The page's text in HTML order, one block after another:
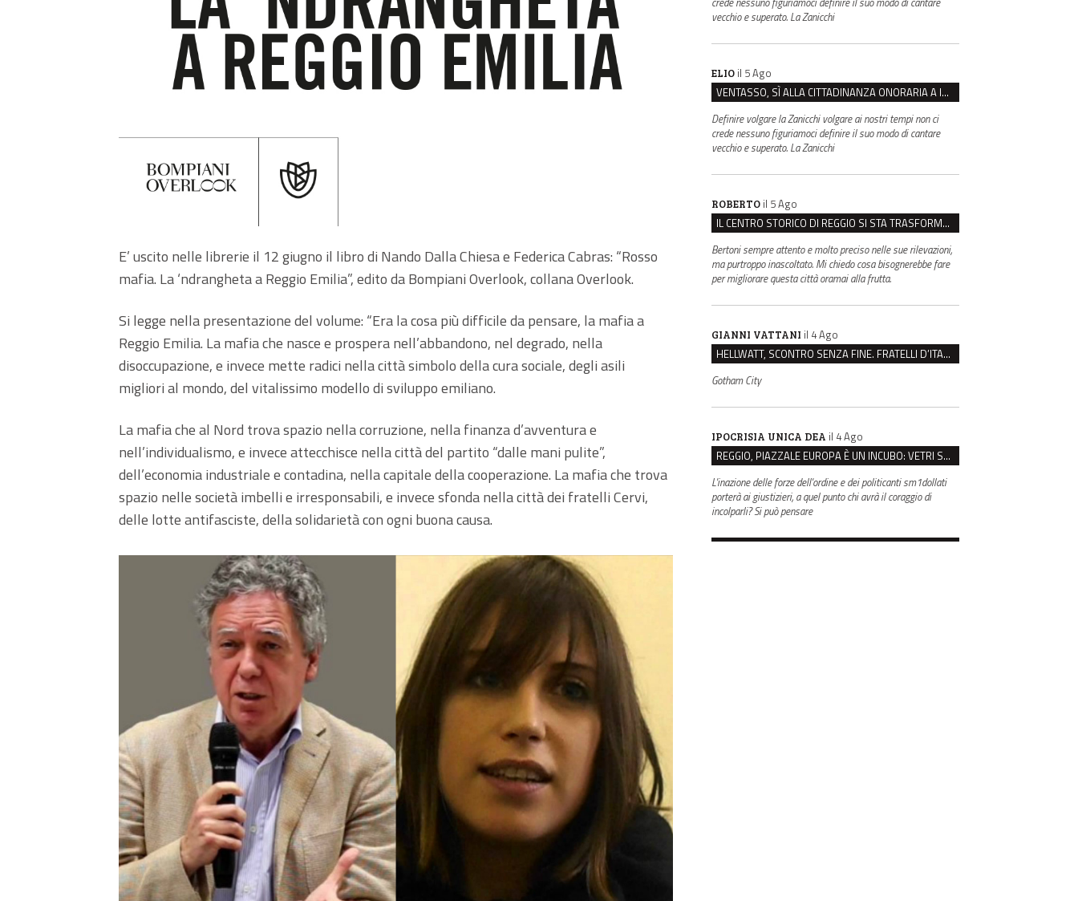
E’ uscito nelle librerie il 12 giugno il libro di Nando Dalla Chiesa e Federica Cabras: “Rosso
mafia. La ‘ndrangheta a Reggio Emilia”, edito da Bompiani Overlook, collana Overlook.
Si legge nella presentazione del volume: “Era la cosa più difficile da pensare, la mafia a
Reggio Emilia. La mafia che nasce e prospera nell’abbandono, nel degrado, nella
disoccupazione, e invece mette radici nella città simbolo della cura sociale, degli asili
migliori al mondo, del vitalissimo modello di sviluppo emiliano.
La mafia che al Nord trova spazio nella corruzione, nella finanza d’avventura e
nell’individualismo, e invece attecchisce nella città del partito “dalle mani pulite”,
dell’economia industriale e contadina, nella capitale della cooperazione. La mafia che trova
spazio nelle società imbelli e irresponsabili, e invece sfonda nella città dei fratelli Cervi,
delle lotte antifasciste, della solidarietà con ogni buona causa.
vecchio e superato. La Zanicchi
ELIO il 5 Ago
VENTASSO, SÌ ALLA CITTADINANZA ONORARIA A IVA ZANICCHI. MA BARGIACCHI: “È DI PESSIMO GUSTO”
Definire volgare la Zanicchi volgare ai nostri tempi non ci
crede nessuno figuriamoci definire il suo modo di cantare
vecchio e superato. La Zanicchi
ROBERTO il 5 Ago
IL CENTRO STORICO DI REGGIO SI STA TRASFORMANDO, E NON IN MEGLIO
Bertoni sempre attento e molto preciso nelle sue rilevazioni,
ma purtroppo inascoltato. Mi chiedo cosa bisognerebbe fare
per migliorare questa città oramai alla frutta.
GIANNI VATTANI il 4 Ago
HELLWATT, SCONTRO SENZA FINE. FRATELLI D’ITALIA: “MILANI PORTA DOCUMENTI, DE FRANCO INSULTI”
Gotham City
IPOCRISIA UNICA DEA il 4 Ago
REGGIO, PIAZZALE EUROPA È UN INCUBO: VETRI SPACCATI E FURTI SULLE AUTO IN SOSTA
L'inazione delle forze dell'ordine e dei politicanti sm1dollati
porterà ai giustizieri, a quel punto chi avrà il coraggio di
incolparli? Si può pensare